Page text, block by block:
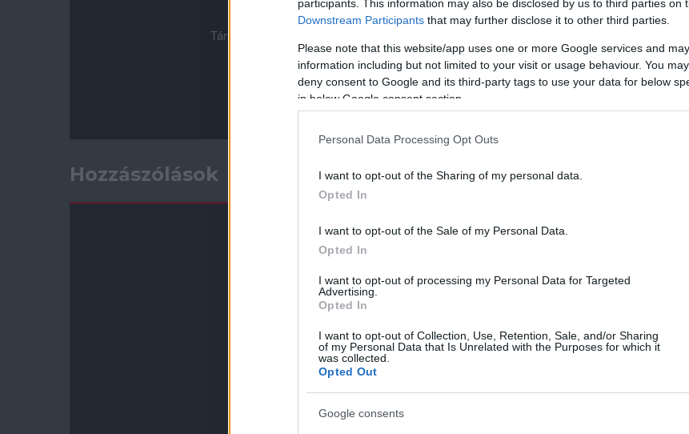
participants. This information may also be disclosed by us to third parties on
Downstream Participants that may further disclose it to other third parties.
Please note that this website/app uses one or more Google services and
information including but not limited to your visit or usage behaviour. You
deny consent to Google and its third-party tags to use your data for below
in below Google consent section.
Personal Data Processing Opt Outs
I want to opt-out of the Sharing of my personal data.
Opted In
I want to opt-out of the Sale of my Personal Data.
Opted In
I want to opt-out of processing my Personal Data for Targeted
Advertising.
Opted In
I want to opt-out of Collection, Use, Retention, Sale, and/or Sharing
of my Personal Data that Is Unrelated with the Purposes for which it
was collected.
Opted Out
Google consents
Támogasd adományoddal a ManUtdFanatics.hu működését!
Hozzászólások